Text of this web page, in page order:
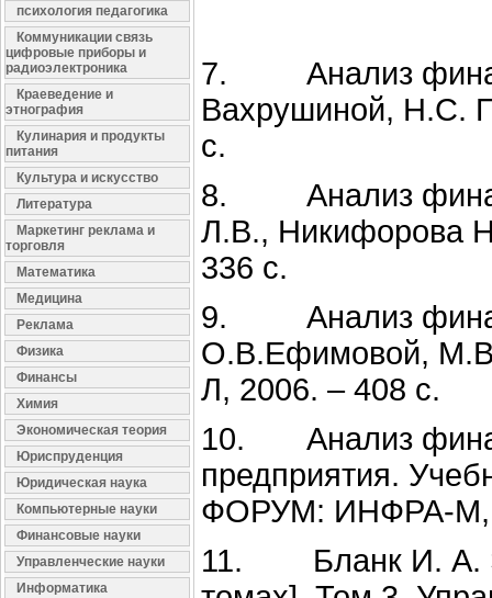
психология педагогика
Коммуникации связь
цифровые приборы и
радиоэлектроника
Краеведение и
этнография
Кулинария и продукты
питания
Культура и искусство
Литература
Маркетинг реклама и
торговля
Математика
Медицина
Реклама
Физика
Финансы
Химия
Экономическая теория
Юриспруденция
Юридическая наука
Компьютерные науки
Финансовые науки
Управленческие науки
Информатика
7. Анализ
Вахрушиной, Н.С.
с.
8. Анализ
Л.В., Никифорова
336 с.
9. Анализ
О.В.Ефимовой,
Л, 2006. – 408 с.
10. Анализ
предприятия.
ФОРУМ: ИНФРА-М,
11. Бланк И. А.